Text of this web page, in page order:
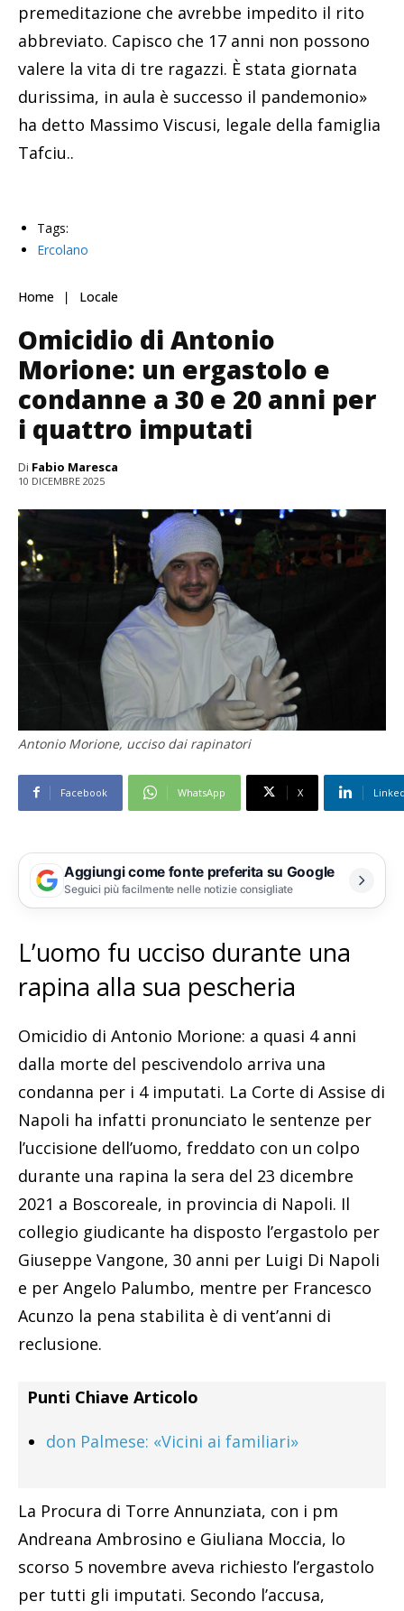
premeditazione che avrebbe impedito il rito
abbreviato. Capisco che 17 anni non possono
valere la vita di tre ragazzi. È stata giornata
durissima, in aula è successo il pandemonio»
ha detto Massimo Viscusi, legale della famiglia
Tafciu..
Tags:
Ercolano
Home Locale
Omicidio di Antonio
Morione: un ergastolo e
condanne a 30 e 20 anni per
i quattro imputati
Di Fabio Maresca
10 DICEMBRE 2025
Antonio Morione, ucciso dai rapinatori
Facebook WhatsApp X
Aggiungi come fonte preferita su Google
Seguici più facilmente nelle notizie consigliate
L’uomo fu ucciso durante una
rapina alla sua pescheria
Omicidio di Antonio Morione: a quasi 4 anni
dalla morte del pescivendolo arriva una
condanna per i 4 imputati. La Corte di Assise di
Napoli ha infatti pronunciato le sentenze per
l’uccisione dell’uomo, freddato con un colpo
durante una rapina la sera del 23 dicembre
2021 a Boscoreale, in provincia di Napoli. Il
collegio giudicante ha disposto l’ergastolo per
Giuseppe Vangone, 30 anni per Luigi Di Napoli
e per Angelo Palumbo, mentre per Francesco
Acunzo la pena stabilita è di vent’anni di
reclusione.
Punti Chiave Articolo
don Palmese: «Vicini ai familiari»
La Procura di Torre Annunziata, con i pm
Andreana Ambrosino e Giuliana Moccia, lo
scorso 5 novembre aveva richiesto l’ergastolo
per tutti gli imputati. Secondo l’accusa,